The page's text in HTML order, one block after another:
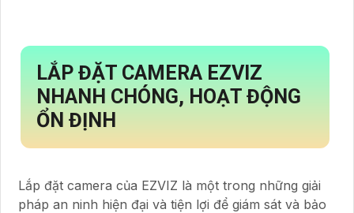
LẮP ĐẶT CAMERA EZVIZ
NHANH CHÓNG, HOẠT ĐỘNG
ỔN ĐỊNH
Lắp đặt camera của EZVIZ là một trong những giải
pháp an ninh hiện đại và tiện lợi để giám sát và bảo